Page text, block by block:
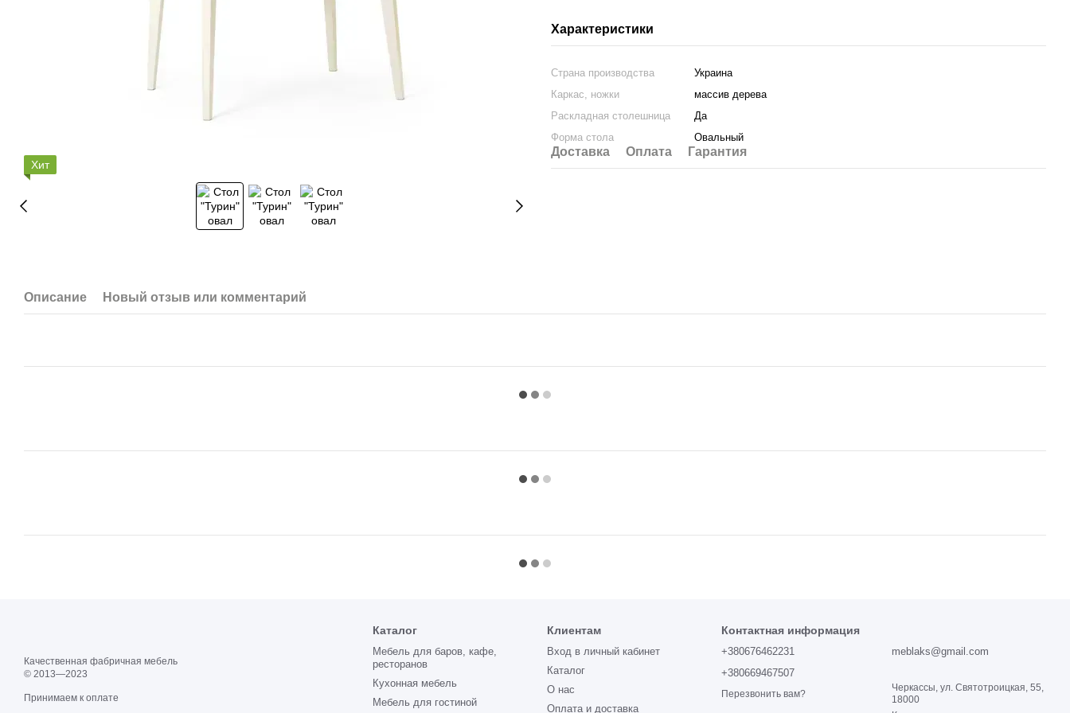
Хит
Характеристики
Страна производства
Украина
Каркас, ножки
массив дерева
Раскладная столешница
Да
Форма стола
Овальный
Доставка Оплата Гарантия
Описание Новый отзыв или комментарий
Качественная фабричная мебель
© 2013—2023
Принимаем к оплате
Каталог
Мебель для баров, кафе,
ресторанов
Кухонная мебель
Мебель для гостиной
Клиентам
Вход в личный кабинет
Каталог
О нас
Оплата и доставка
Контактная информация
+380676462231
+380669467507
Перезвонить вам?
meblaks@gmail.com
Черкассы, ул. Святотроицкая, 55,
18000